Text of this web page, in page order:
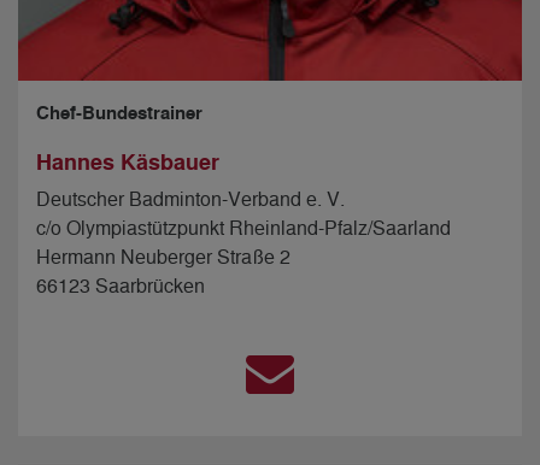
Chef-Bundestrainer
Hannes Käsbauer
Deutscher Badminton-Verband e. V.
c/o Olympiastützpunkt Rheinland-Pfalz/Saarland
Hermann Neuberger Straße 2
66123 Saarbrücken